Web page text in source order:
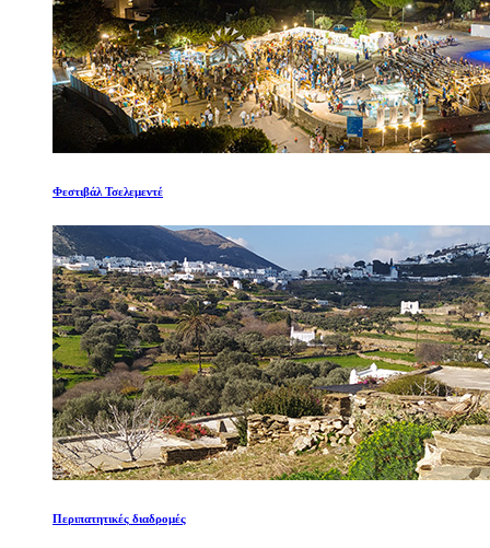
Φεστιβάλ Τσελεμεντέ
Περιπατητικές διαδρομές